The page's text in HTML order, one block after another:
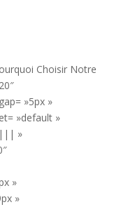
Choisir Notre
»5px »
»default »
»
»
»